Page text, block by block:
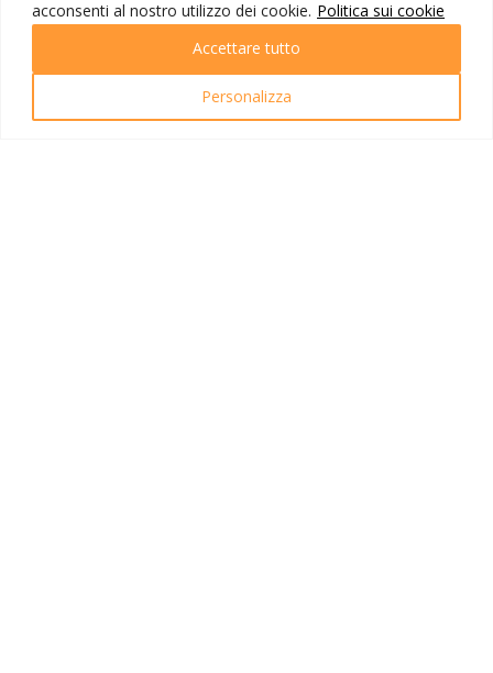
acconsenti al nostro utilizzo dei cookie. Politica sui cookie
Personalizza
Accettare tutto
Corporate
Contatti
I NOSTRI PRODOTTI